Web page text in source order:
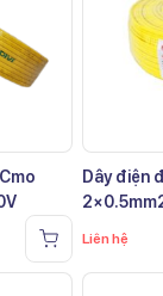
Dây điện
Liên hệ